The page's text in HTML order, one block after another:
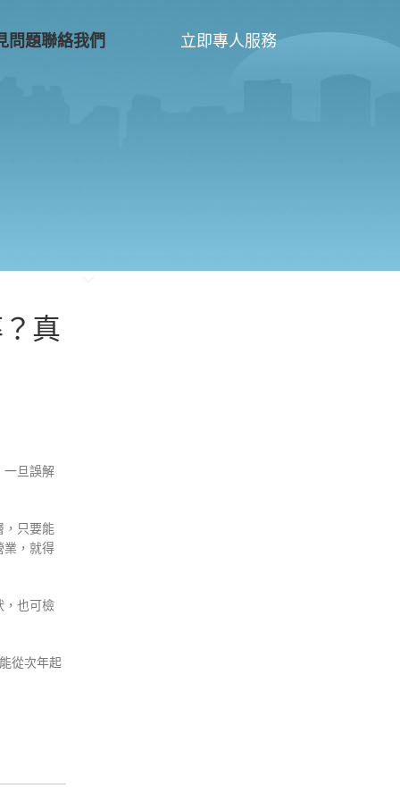
問題聯絡我們 立即專人服務
真
一旦誤解
，只要能
業，就得
，也可檢
從次年起